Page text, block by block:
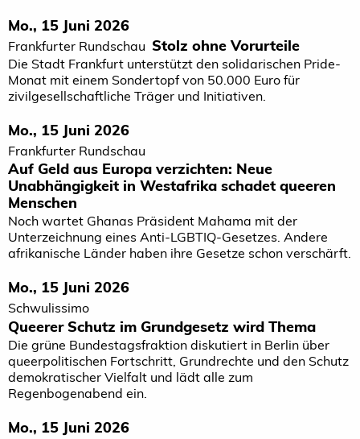
Mo., 15 Juni 2026
Frankfurter Rundschau Stolz ohne Vorurteile
Die Stadt Frankfurt unterstützt den solidarischen Pride-
Monat mit einem Sondertopf von 50.000 Euro für
zivilgesellschaftliche Träger und Initiativen.
Mo., 15 Juni 2026
Frankfurter Rundschau
Auf Geld aus Europa verzichten: Neue
Unabhängigkeit in Westafrika schadet queeren
Menschen
Noch wartet Ghanas Präsident Mahama mit der
Unterzeichnung eines Anti-LGBTIQ-Gesetzes. Andere
afrikanische Länder haben ihre Gesetze schon verschärft.
Mo., 15 Juni 2026
Schwulissimo
Queerer Schutz im Grundgesetz wird Thema
Die grüne Bundestagsfraktion diskutiert in Berlin über
queerpolitischen Fortschritt, Grundrechte und den Schutz
demokratischer Vielfalt und lädt alle zum
Regenbogenabend ein.
Mo., 15 Juni 2026